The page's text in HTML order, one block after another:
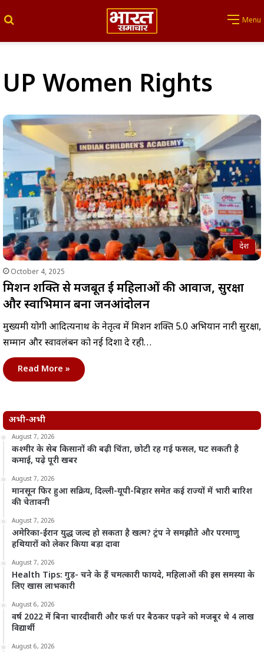
Menu
UP Women Rights
देश
October 4, 2025
मिशन शक्ति से मजबूत हुई महिलाओं की आवाज, सुरक्षा
और स्वाभिमान बना जनआंदोलन
मुख्यमंत्री योगी आदित्यनाथ के नेतृत्व में मिशन शक्ति 5.0 अभियान नारी सुरक्षा,
सम्मान और स्वावलंबन को नई दिशा दे रही…
Read More »
अभी-अभी
August 7, 2026
कश्मीर के सेब किसानों की बढ़ी चिंता, छोटी रह गई फसल, घट सकती है
कमाई, पढ़े पूरी खबर
August 7, 2026
मानसून फिर हुआ सक्रिय, दिल्ली-यूपी-बिहार समेत कई राज्यों में भारी बारिश
की चेतावनी
August 7, 2026
अमेरिका-ईरान युद्ध जल्द हो सकता है खत्म? ट्रंप ने समझौते और परमाणु
हथियारों को लेकर किया बड़ा दावा
August 7, 2026
Health Tips: गुड़- चने के हैं चमत्कारी फायदे, महिलाओं की इस समस्या के
लिए खास लाभकारी
August 6, 2026
वर्ष 2022 में बिना चारदीवारी और फर्श पर बैठकर पढ़ने को मजबूर थे 4 लाख
विद्यार्थी
August 6, 2026